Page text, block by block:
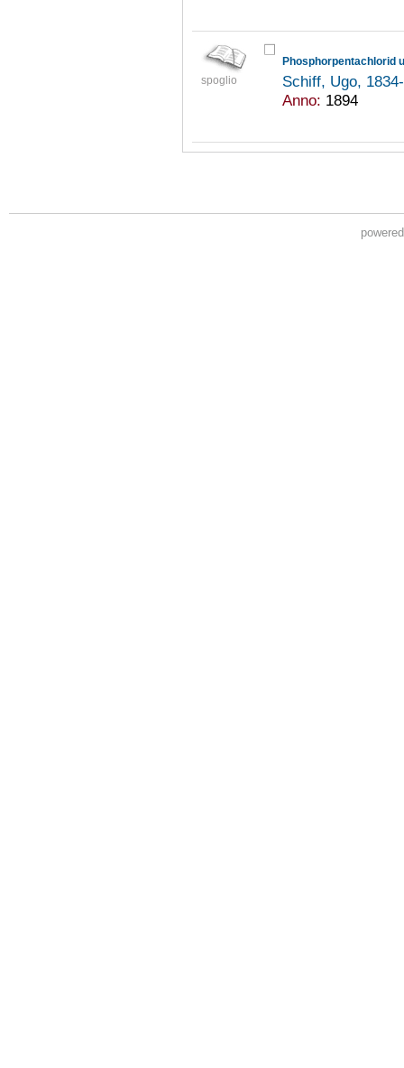
spoglio
Phosphorpentachlorid
Schiff, Ugo,
Anno: 1894